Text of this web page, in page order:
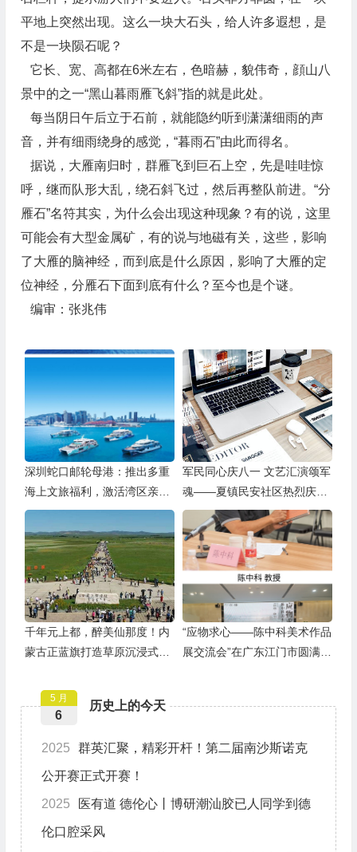
平地上突然出现。这么一块大石头，给人许多遐想，是
不是一块陨石呢？
它长、宽、高都在6米左右，色暗赫，貌伟奇，顔山八
景中的之一“黑山暮雨雁飞斜”指的就是此处。
每当阴日午后立于石前，就能隐约听到潇潇细雨的声
音，并有细雨绕身的感觉，“暮雨石”由此而得名。
据说，大雁南归时，群雁飞到巨石上空，先是哇哇惊
呼，继而队形大乱，绕石斜飞过，然后再整队前进。“分
雁石”名符其实，为什么会出现这种现象？有的说，这里
可能会有大型金属矿，有的说与地磁有关，这些，影响
了大雁的脑神经，而到底是什么原因，影响了大雁的定
位神经，分雁石下面到底有什么？至今也是个谜。
编审：张兆伟
深圳蛇口邮轮母港：推出多重
海上文旅福利，激活湾区亲子
游
军民同心庆八一 文艺汇演颂军
魂——夏镇民安社区热烈庆祝
建军99周年
千年元上都，醉美仙那度！内
蒙古正蓝旗打造草原沉浸式度
“应物求心——陈中科美术作品
展交流会”在广东江门市圆满举
历史上的今天
5 月
6
2025 群英汇聚，精彩开杆！第二届南沙斯诺克
公开赛正式开赛！
2025 医有道 德伦心丨博研潮汕胶已人同学到德
伦口腔采风